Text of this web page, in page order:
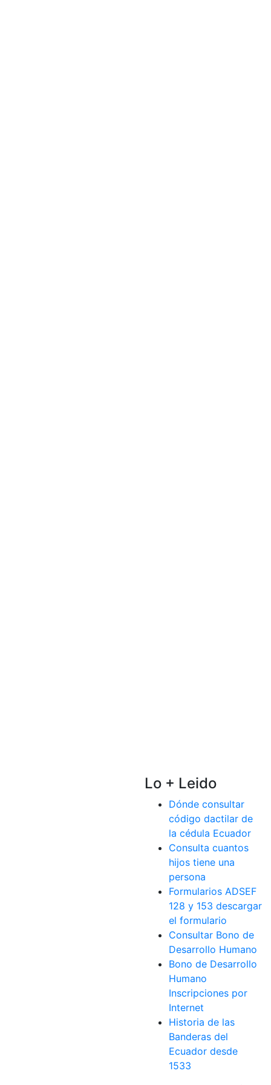
Lo + Leido
Dónde consultar
código dactilar de
la cédula Ecuador
Consulta cuantos
hijos tiene una
persona
Formularios ADSEF
128 y 153 descargar
el formulario
Consultar Bono de
Desarrollo Humano
Bono de Desarrollo
Humano
Inscripciones por
Internet
Historia de las
Banderas del
Ecuador desde
1533